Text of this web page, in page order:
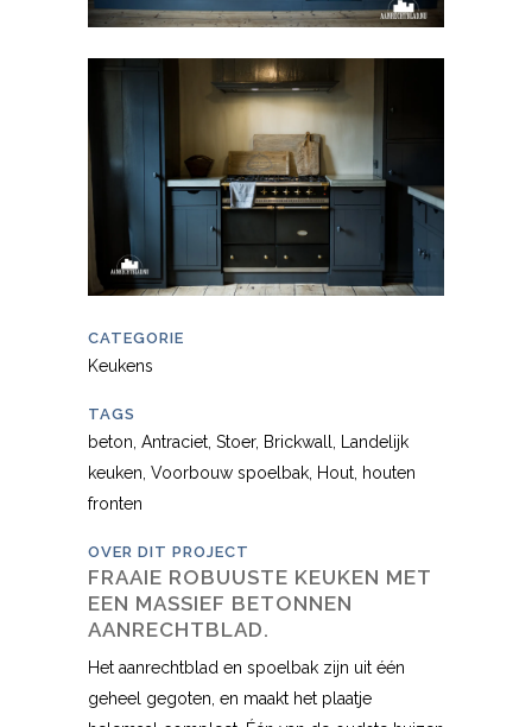
CATEGORIE
Keukens
TAGS
beton, Antraciet, Stoer, Brickwall, Landelijk
keuken, Voorbouw spoelbak, Hout, houten
fronten
OVER DIT PROJECT
FRAAIE ROBUUSTE KEUKEN MET
EEN MASSIEF BETONNEN
AANRECHTBLAD.
Het aanrechtblad en spoelbak zijn uit één
geheel gegoten, en maakt het plaatje